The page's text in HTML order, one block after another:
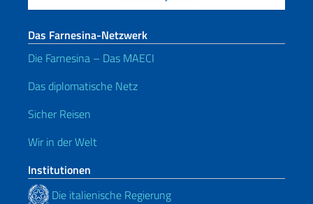
Das Farnesina-Netzwerk
Die Farnesina – Das MAECI
Das diplomatische Netz
Sicher Reisen
Wir in der Welt
Institutionen
Die italienische Regierung